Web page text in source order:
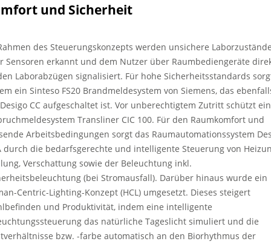
und Sicherheit
des Steuerungskonzepts werden unsichere
Sensoren erkannt und dem Nutzer über Raumbediengeräte
Laborabzügen signalisiert. Für hohe Sicherheitsstandards
ein Sinteso FS20 Brandmeldesystem von Siemens, das
CC aufgeschaltet ist. Vor unberechtigtem Zutritt schützt ein
Transliner CIC 100. Für den Raumkomfort und
Arbeitsbedingungen sorgt das Raumautomationssystem
durch die bedarfsgerechte und intelligente Steuerung von
Verschattung sowie der Beleuchtung inkl.
(bei Stromausfall). Darüber hinaus wurde ein
Centric-Lighting-Konzept (HCL) umgesetzt. Dieses steigert
und Produktivität, indem eine intelligente
das natürliche Tageslicht simuliert und die
bzw. -farbe automatisch an den Biorhythmus der